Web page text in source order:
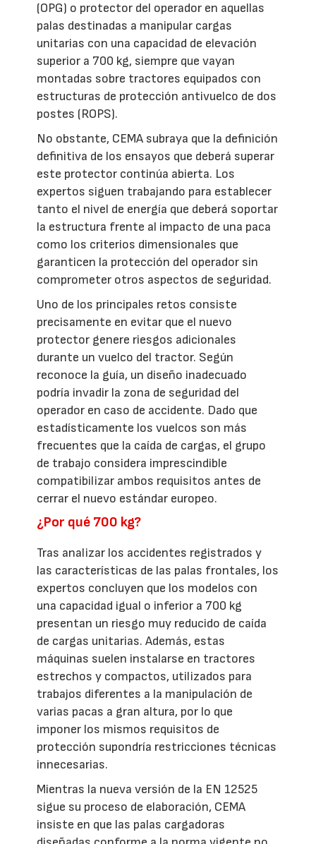
(OPG) o protector del operador en aquellas
palas destinadas a manipular cargas
unitarias con una capacidad de elevación
superior a 700 kg, siempre que vayan
montadas sobre tractores equipados con
estructuras de protección antivuelco de dos
postes (ROPS).
No obstante, CEMA subraya que la definición
definitiva de los ensayos que deberá superar
este protector continúa abierta. Los
expertos siguen trabajando para establecer
tanto el nivel de energía que deberá soportar
la estructura frente al impacto de una paca
como los criterios dimensionales que
garanticen la protección del operador sin
comprometer otros aspectos de seguridad.
Uno de los principales retos consiste
precisamente en evitar que el nuevo
protector genere riesgos adicionales
durante un vuelco del tractor. Según
reconoce la guía, un diseño inadecuado
podría invadir la zona de seguridad del
operador en caso de accidente. Dado que
estadísticamente los vuelcos son más
frecuentes que la caída de cargas, el grupo
de trabajo considera imprescindible
compatibilizar ambos requisitos antes de
cerrar el nuevo estándar europeo.
¿Por qué 700 kg?
Tras analizar los accidentes registrados y
las características de las palas frontales, los
expertos concluyen que los modelos con
una capacidad igual o inferior a 700 kg
presentan un riesgo muy reducido de caída
de cargas unitarias. Además, estas
máquinas suelen instalarse en tractores
estrechos y compactos, utilizados para
trabajos diferentes a la manipulación de
varias pacas a gran altura, por lo que
imponer los mismos requisitos de
protección supondría restricciones técnicas
innecesarias.
Mientras la nueva versión de la EN 12525
sigue su proceso de elaboración, CEMA
insiste en que las palas cargadoras